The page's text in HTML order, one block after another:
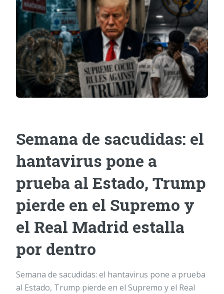
Semana de sacudidas: el
hantavirus pone a
prueba al Estado, Trump
pierde en el Supremo y
el Real Madrid estalla
por dentro
Semana de sacudidas: el hantavirus pone a prueba
al Estado, Trump pierde en el Supremo y el Real